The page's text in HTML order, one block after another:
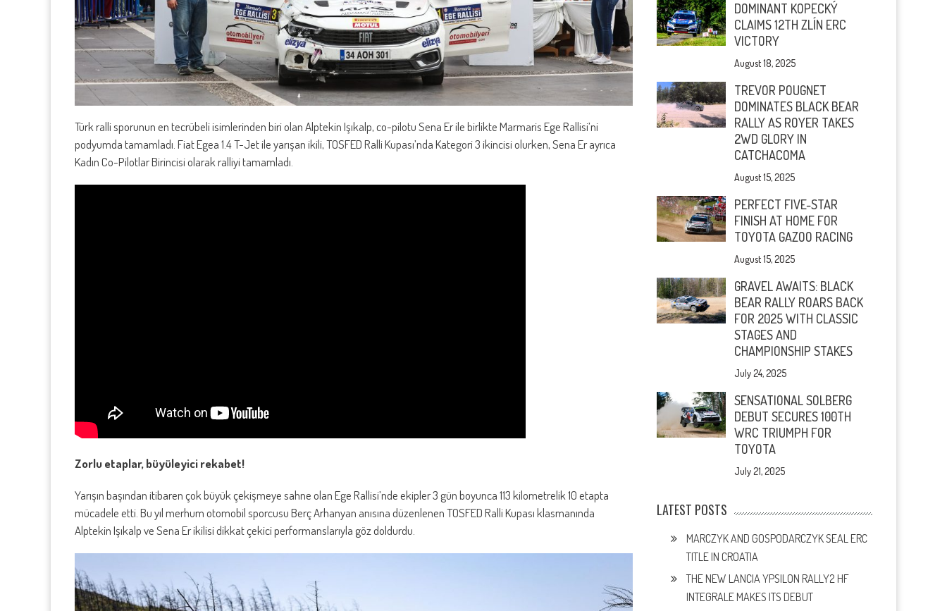
Türk ralli sporunun en tecrübeli isimlerinden biri olan Alptekin Işıkalp, co-pilotu Sena Er ile birlikte Marmaris Ege Rallisi’ni
podyumda tamamladı. Fiat Egea 1.4 T-Jet ile yarışan ikili, TOSFED Ralli Kupası’nda Kategori 3 ikincisi olurken, Sena Er ayrıca
Kadın Co-Pilotlar Birincisi olarak ralliyi tamamladı.
Zorlu etaplar, büyüleyici rekabet!
Yarışın başından itibaren çok büyük çekişmeye sahne olan Ege Rallisi’nde ekipler 3 gün boyunca 113 kilometrelik 10 etapta
mücadele etti. Bu yıl merhum otomobil sporcusu Berç Arhanyan anısına düzenlenen TOSFED Ralli Kupası klasmanında
Alptekin Işıkalp ve Sena Er ikilisi dikkat çekici performanslarıyla göz doldurdu.
DOMINANT KOPECKÝ
CLAIMS 12TH ZLÍN ERC
VICTORY
August 18, 2025
TREVOR POUGNET
DOMINATES BLACK BEAR
RALLY AS ROYER TAKES
2WD GLORY IN
CATCHACOMA
August 15, 2025
PERFECT FIVE-STAR
FINISH AT HOME FOR
TOYOTA GAZOO RACING
August 15, 2025
GRAVEL AWAITS: BLACK
BEAR RALLY ROARS BACK
FOR 2025 WITH CLASSIC
STAGES AND
CHAMPIONSHIP STAKES
July 24, 2025
SENSATIONAL SOLBERG
DEBUT SECURES 100TH
WRC TRIUMPH FOR
TOYOTA
July 21, 2025
LATEST POSTS
MARCZYK AND GOSPODARCZYK SEAL ERC
TITLE IN CROATIA
THE NEW LANCIA YPSILON RALLY2 HF
INTEGRALE MAKES ITS DEBUT